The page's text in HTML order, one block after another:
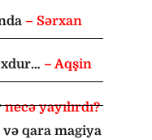
– Sərxan
– Aqşin
necə yayılırdı?
qara magiya